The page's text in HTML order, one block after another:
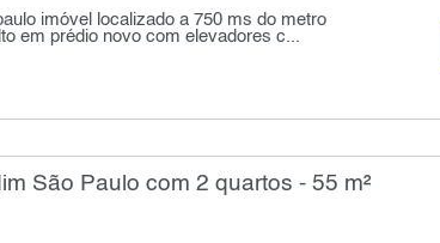
imóvel localizado a 750 ms do metro
em prédio novo com elevadores c...
São Paulo com 2 quartos - 55 m²